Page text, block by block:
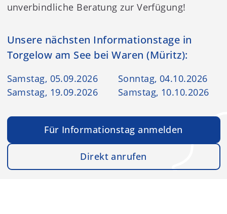
unverbindliche Beratung zur Verfügung!
Unsere nächsten Informationstage in
Torgelow am See bei Waren (Müritz):
Samstag, 05.09.2026
Samstag, 19.09.2026
Sonntag, 04.10.2026
Samstag, 10.10.2026
Für Informationstag anmelden
Direkt anrufen